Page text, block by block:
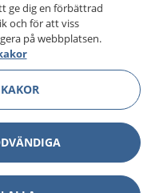
Visa
ge dig en förbättrad
och för att viss
på webbplatsen.